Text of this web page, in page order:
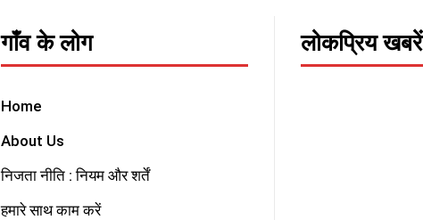
गाँव के लोग
Home
About Us
निजता नीति : नियम और शर्तें
हमारे साथ काम करें
लोकप्रिय खबरें